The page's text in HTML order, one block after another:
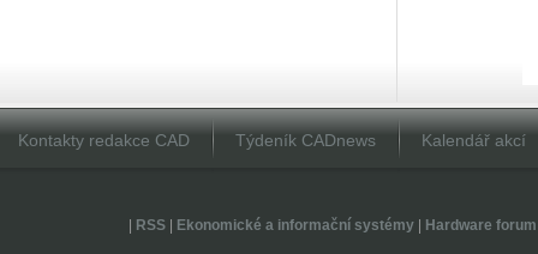
Kontakty redakce CAD Týdeník CADnews Kalendář akcí
RSS| Ekonomické a informační systémy| Hardware forum